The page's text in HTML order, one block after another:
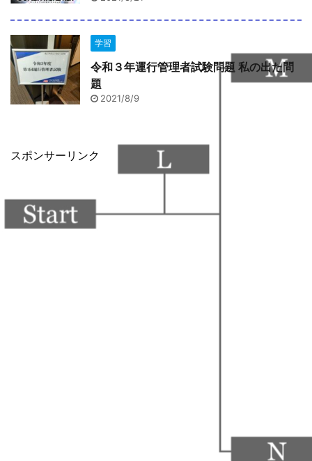
学習
令和３年運行管理者試験問題 私の出た問
題
2021/8/9
スポンサーリンク